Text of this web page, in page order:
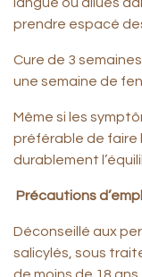
prendre espacé
Cure de 3
une semaine de
Même si les
préférable de faire
durablement
Précautions
Déconseillé aux
salicylés, sous